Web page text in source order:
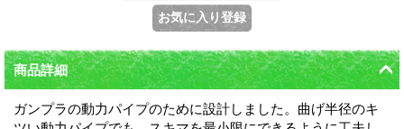
商品詳細
ガンプラの動力パイプのために設計しました。曲げ半径のキ